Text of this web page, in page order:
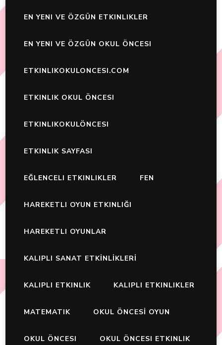
EN YENI VE ÖZGÜN ETKINLIKLER
EN YENI VE ÖZGÜN OKUL ÖNCESI
ETKINLIKOKULONCESI.COM
ETKINLIK OKUL ÖNCESI
ETKINLIKOKULÖNCESI
ETKINLIK SAYFASI
EĞLENCELI ETKINLIKLER FEN
HAREKETLI OYUN ETKINLIĞI
HAREKETLI OYUNLAR
KALIPLI SANAT ETKİNLİKLERİ
KALIPLI ETKINLIK KALIPLI ETKINLIKLER
MATEMATIK OKUL ÖNCESİ OYUN
OKUL ÖNCESI OKUL ÖNCESI ETKINLIK